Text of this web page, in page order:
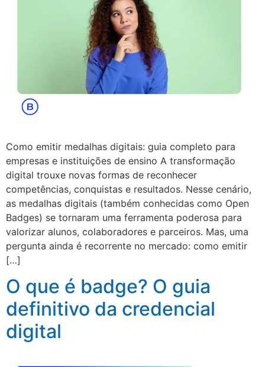
Como emitir medalhas digitais: guia completo para
empresas e instituições de ensino A transformação
digital trouxe novas formas de reconhecer
competências, conquistas e resultados. Nesse cenário,
as medalhas digitais (também conhecidas como Open
Badges) se tornaram uma ferramenta poderosa para
valorizar alunos, colaboradores e parceiros. Mas, uma
pergunta ainda é recorrente no mercado: como emitir
[…]
O que é badge? O guia
definitivo da credencial
digital